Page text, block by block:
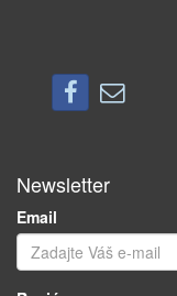
Newsletter
Email